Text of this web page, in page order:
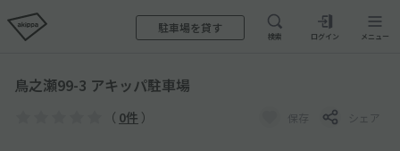
駐車場を貸す
検索 ログイン メニュー
鳥之瀬99-3 アキッパ駐車場
（ 0件 ） 保存 シェア